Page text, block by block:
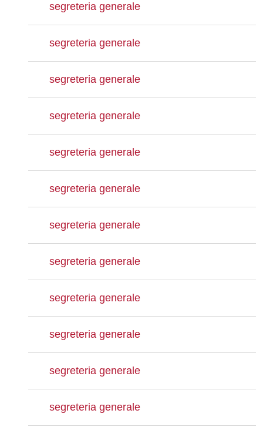
segreteria generale
segreteria generale
segreteria generale
segreteria generale
segreteria generale
segreteria generale
segreteria generale
segreteria generale
segreteria generale
segreteria generale
segreteria generale
segreteria generale